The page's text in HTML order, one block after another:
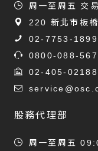
周一至周五 交
220 新北市板
02-7753-1899
0800-088-567
02-405-02188
股務代理部
周一至周五